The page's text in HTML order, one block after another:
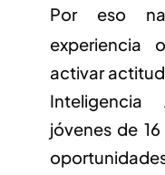
Por eso
experiencia
activar
jóvenes de